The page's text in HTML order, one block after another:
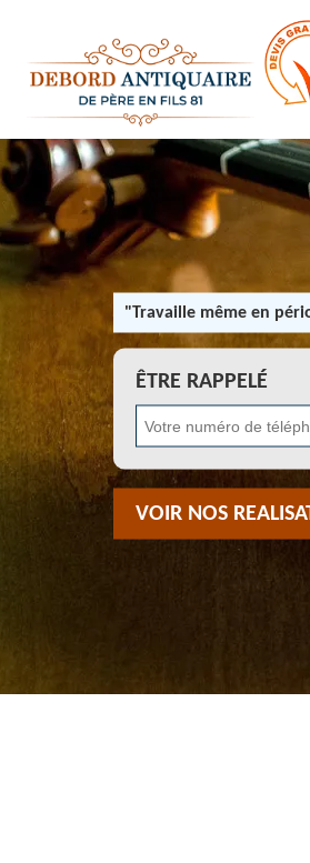
"Travaille même en
ÊTRE RAPPELÉ
VOIR NOS